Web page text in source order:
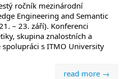
ročník mezinárodní
Engineering and Semantic
– 23. září). Konferenci
skupina znalostních a
s ITMO University
read more →